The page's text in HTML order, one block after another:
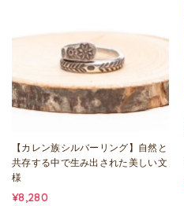
【カレン族シルバーリング】自然と
共存する中で生み出された美しい文
様
¥8,280